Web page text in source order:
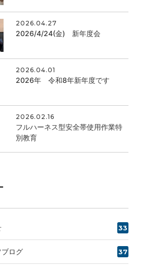
2026.04.27
2026/4/24(金) 新年度会
2026.04.01
2026年 令和8年新年度です
2026.02.16
フルハーネス型安全帯使用作業特
別教育
33
ブログ 37